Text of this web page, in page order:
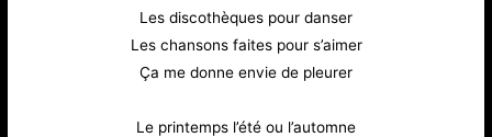
Les discothèques pour danser
Les chansons faites pour s’aimer
Ça me donne envie de pleurer
Le printemps l’été ou l’automne